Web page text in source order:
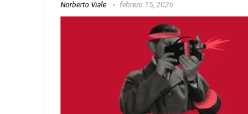
Norberto Viale febrero 15, 2026